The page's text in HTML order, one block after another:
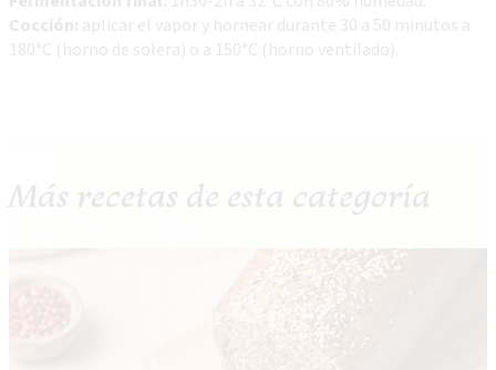
Cocción: aplicar el vapor y hornear durante 30 a 50 minutos a
180°C (horno de solera) o a 150°C (horno ventilado).
Más recetas de esta categoría